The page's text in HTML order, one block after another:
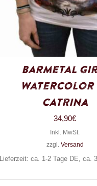
Barmetal
Watercolor
Catrina
34,90€
Inkl. MwSt.
zzgl. Versand
Lieferzeit: ca. 1-2 Tage DE, ca.